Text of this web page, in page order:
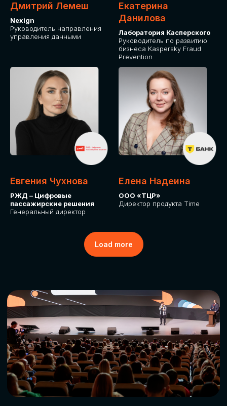
Дмитрий Лемеш
Nexign
Руководитель направления
управления данными
Екатерина
Данилова
Лаборатория Касперского
Руководитель по развитию
бизнеса Kaspersky Fraud
Prevention
Евгения Чухнова
РЖД – Цифровые
пассажирские решения
Генеральный директор
Елена Надеина
ООО «ТЦР»
Директор продукта Time
Load more
Оплата через сервис Timepad
ПРИОБРЕСТИ БИЛЕТ